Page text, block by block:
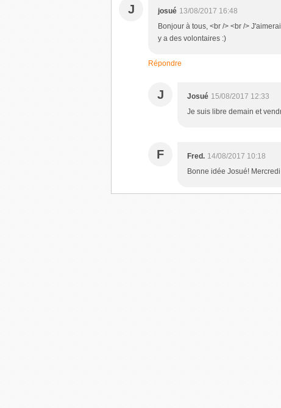
J josué 13/08/2017 16:48
Bonjour à tous, <br /> <br />
y a des volontaires :)
Répondre
J Josué 15/08/2017 12:33
Je suis libre demain et
F Fred. 14/08/2017 10:18
Bonne idée Josué!